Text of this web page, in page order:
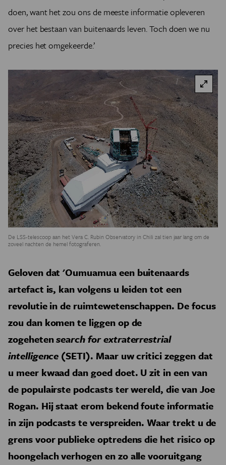
doen,want het zou ons de meeste informatie opleveren
over het bestaan van buitenaards leven. Toch doen we nu
precies het omgekeerde.’
De LSS-telescoop aan het Vera C. Rubin Observatory in Chili zal tien jaar lang om de
zoveel nachten de hemel fotograferen.
Geloven dat 'Oumuamua een buitenaards
artefact is, kan volgens u leiden tot een
revolutie in de ruimtewetenschappen. De focus
zou dan komen te liggen op de
zogehetensearch for extraterrestrial
intelligence (SETI). Maar uw critici zeggen dat
u meer kwaad dan goed doet. U zit in een van
de populairste podcasts ter wereld, die van Joe
Rogan. Hij staat erom bekend foute informatie
in zijn podcasts te verspreiden. Waar trekt u de
grens voor publieke optredens die het risico op
hoongelach verhogen en zo alle vooruitgang